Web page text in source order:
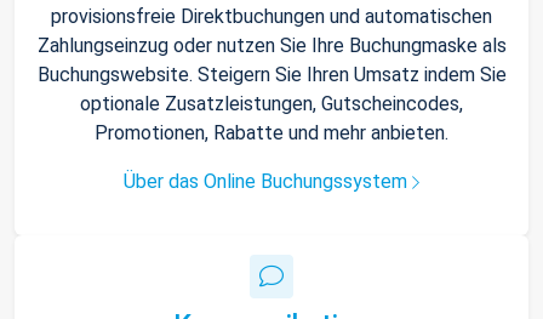
provisionsfreie Direktbuchungen und automatischen
Zahlungseinzug oder nutzen Sie Ihre Buchungmaske als
Buchungswebsite. Steigern Sie Ihren Umsatz indem Sie
optionale Zusatzleistungen, Gutscheincodes,
Promotionen, Rabatte und mehr anbieten.
Über das Online Buchungssystem